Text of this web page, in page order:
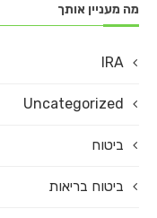
מה מעניין אותך
IRA
Uncategorized
ביטוח
ביטוח בריאות